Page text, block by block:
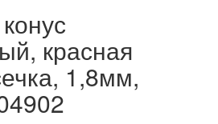
красная
1,8мм,